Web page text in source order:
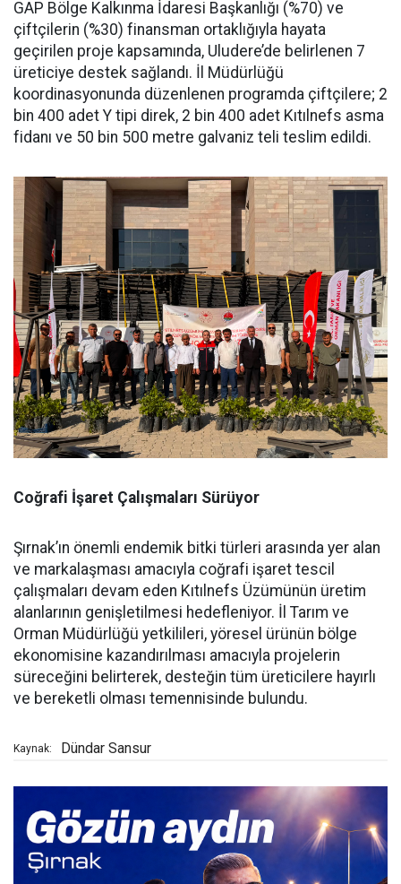
GAP Bölge Kalkınma İdaresi Başkanlığı (%70) ve
çiftçilerin (%30) finansman ortaklığıyla hayata
geçirilen proje kapsamında, Uludere’de belirlenen 7
üreticiye destek sağlandı. İl Müdürlüğü
koordinasyonunda düzenlenen programda çiftçilere; 2
bin 400 adet Y tipi direk, 2 bin 400 adet Kıtılnefs asma
fidanı ve 50 bin 500 metre galvaniz teli teslim edildi.
Coğrafi İşaret Çalışmaları Sürüyor
Şırnak’ın önemli endemik bitki türleri arasında yer alan
ve markalaşması amacıyla coğrafi işaret tescil
çalışmaları devam eden Kıtılnefs Üzümünün üretim
alanlarının genişletilmesi hedefleniyor. İl Tarım ve
Orman Müdürlüğü yetkilileri, yöresel ürünün bölge
ekonomisine kazandırılması amacıyla projelerin
süreceğini belirterek, desteğin tüm üreticilere hayırlı
ve bereketli olması temennisinde bulundu.
Kaynak: Dündar Sansur